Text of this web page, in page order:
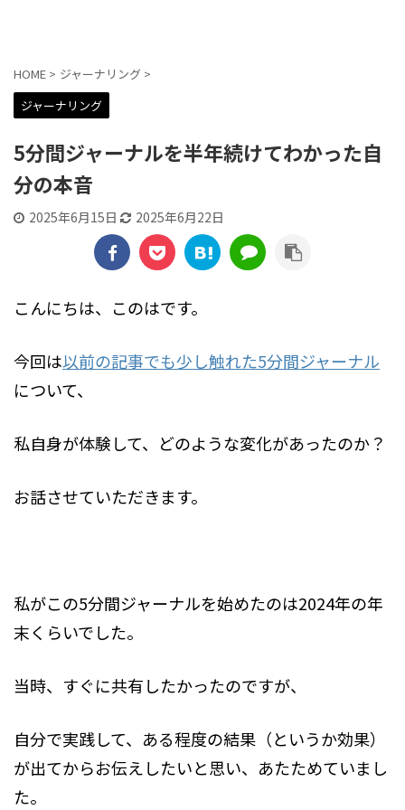
HOME > ジャーナリング >
ジャーナリング
5分間ジャーナルを半年続けてわかった自
分の本音
2025年6月15日 2025年6月22日
こんにちは、このはです。
今回は以前の記事でも少し触れた5分間ジャーナル
について、
私自身が体験して、どのような変化があったのか？
お話させていただきます。
私がこの5分間ジャーナルを始めたのは2024年の年
末くらいでした。
当時、すぐに共有したかったのですが、
自分で実践して、ある程度の結果（というか効果）
が出てからお伝えしたいと思い、あたためていまし
た。